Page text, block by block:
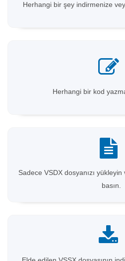
Herhangi bir şey indirmenize
Herhangi bir kod
Sadece VSDX dosyanızı
basın.